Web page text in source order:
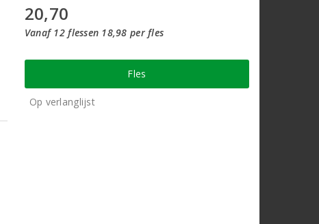
20,70
Vanaf 12 flessen 18,98 per fles
Fles
Op verlanglijst